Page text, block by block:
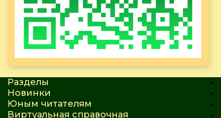
Разделы
Новинки
Юным читателям
Виртуальная справочная